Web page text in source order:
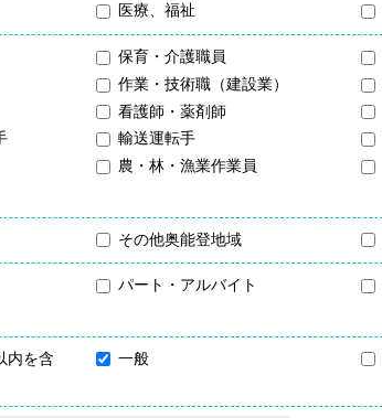
医療、福祉
保育・介護職員
作業・技術職（建設業）
看護師・薬剤師
輸送運転手
農・林・漁業作業員
その他奥能登地域
パート・アルバイト
内を含
一般